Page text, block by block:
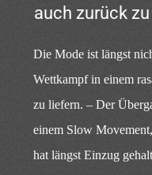
auch zurück
Die Mode ist längst
Wettkampf in einem
zu liefern. – Der
einem Slow
hat längst Einzug